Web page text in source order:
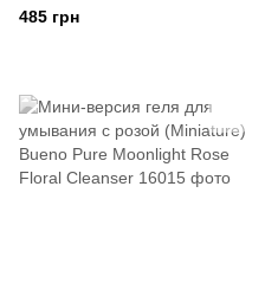
485 грн